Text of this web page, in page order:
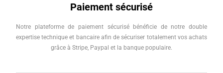
Paiement sécurisé
Notre plateforme de paiement sécurisé bénéficie de notre double
expertise technique et bancaire afin de sécuriser totalement vos achats
grâce à Stripe, Paypal et la banque populaire.